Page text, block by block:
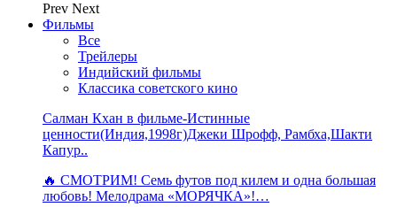
Prev Next
Фильмы
Все
Трейлеры
Индийский фильмы
Классика советского кино
Салман Кхан в фильме-Истинные
ценности(Индия,1998г)Джеки Шрофф, Рамбха,Шакти
Капур..
🔥 СМОТРИМ! Семь футов под килем и одна большая
любовь! Мелодрама «МОРЯЧКА»!…